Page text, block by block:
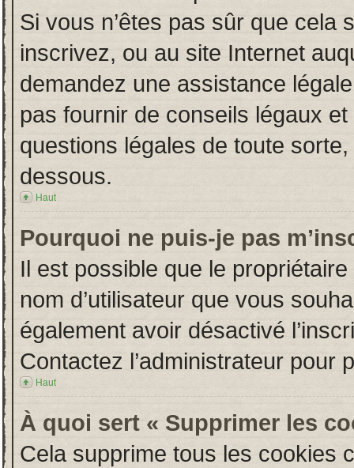
Si vous n’êtes pas sûr que cela
inscrivez, ou au site Internet
demandez une assistance
pas fournir de conseils légaux
questions légales de toute
dessous.
Haut
Pourquoi ne puis-je pas
Il est possible que le
nom d’utilisateur que vous
également avoir désactivé
Contactez l’administrateur pour
Haut
À quoi sert « Supprimer les
Cela supprime tous les cookies